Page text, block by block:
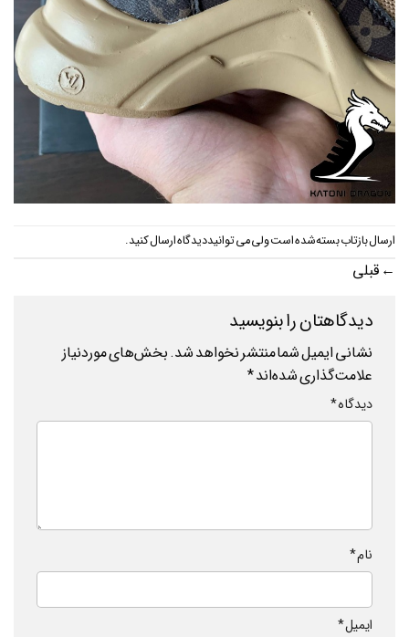
ارسال بازتاب بسته شده است ولی می توانیددیدگاه ارسال کنید.
← قبلی
دیدگاهتان را بنویسید
نشانی ایمیل شما منتشر نخواهد شد.بخش‌های موردنیاز
علامت‌گذاری شده‌اند*
دیدگاه*
نام*
ایمیل*